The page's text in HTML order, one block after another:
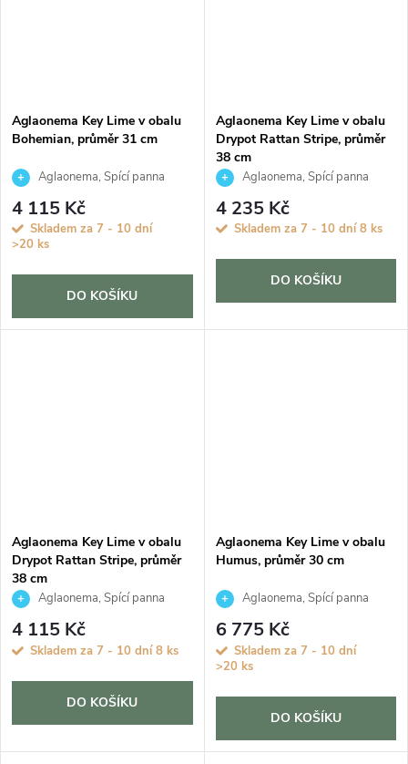
Aglaonema Key Lime v obalu
Bohemian, průměr 31 cm
Aglaonema, Spící panna
4 115 Kč
Skladem za 7 - 10 dní
>20 ks
DO KOŠÍKU
Aglaonema Key Lime v obalu
Drypot Rattan Stripe, průměr
38 cm
Aglaonema, Spící panna
4 235 Kč
Skladem za 7 - 10 dní8 ks
DO KOŠÍKU
Aglaonema Key Lime v obalu
Drypot Rattan Stripe, průměr
38 cm
Aglaonema, Spící panna
4 115 Kč
Skladem za 7 - 10 dní8 ks
DO KOŠÍKU
Aglaonema Key Lime v obalu
Humus, průměr 30 cm
Aglaonema, Spící panna
6 775 Kč
Skladem za 7 - 10 dní
>20 ks
DO KOŠÍKU